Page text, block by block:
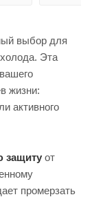
выбор для
Эта
жизни:
активного
защиту от
промерзать